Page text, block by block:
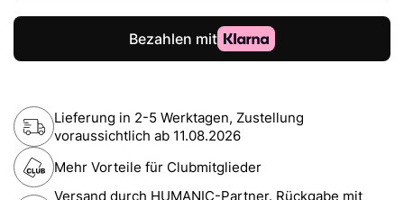
Lieferung in 2-5 Werktagen, Zustellung
voraussichtlich ab 11.08.2026
Mehr Vorteile für Clubmitglieder
Versand durch HUMANIC-Partner. Rückgabe mit